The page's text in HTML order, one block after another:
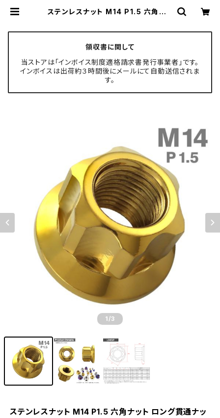
ステンレスナット M14 P1.5 六角ナッ
MASTER ボルト専門店
領収書に関して
当ストアは「インボイス制度適格請求書発行事業者」です。
インボイスは出荷約３時間後にメールにて自動送信されま
す。
1 /3
ステンレスナット M14 P1.5 六角ナット ロング貫通ナッ